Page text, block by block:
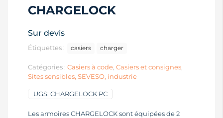
CHARGELOCK
Sur devis
Étiquettes : casiers charger
Catégories : Casiers à code Casiers et consignes
Sites sensibles, SEVESO, industrie
UGS: CHARGELOCK PC
Les armoires CHARGELOCK sont équipées de 2